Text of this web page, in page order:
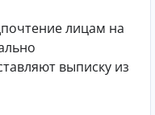
лицам на
выписку из